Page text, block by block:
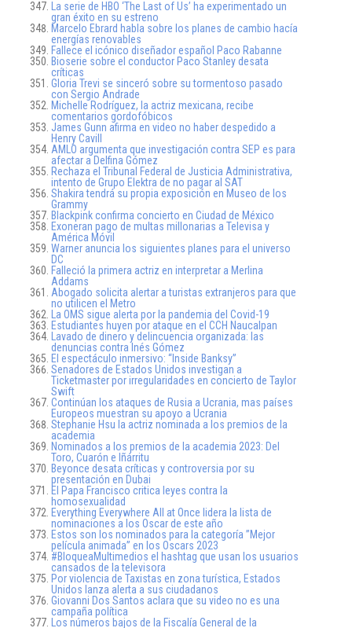
La serie de HBO ‘The Last of Us’ ha experimentado un
gran éxito en su estreno
Marcelo Ebrard habla sobre los planes de cambio hacía
energías renovables
Fallece el icónico diseñador español Paco Rabanne
Bioserie sobre el conductor Paco Stanley desata
críticas
Gloria Trevi se sinceró sobre su tormentoso pasado
con Sergio Andrade
Michelle Rodríguez, la actriz mexicana, recibe
comentarios gordofóbicos
James Gunn afirma en video no haber despedido a
Henry Cavill
AMLO argumenta que investigación contra SEP es para
afectar a Delfina Gómez
Rechaza el Tribunal Federal de Justicia Administrativa,
intento de Grupo Elektra de no pagar al SAT
Shakira tendrá su propia exposición en Museo de los
Grammy
Blackpink confirma concierto en Ciudad de México
Exoneran pago de multas millonarias a Televisa y
América Móvil
Warner anuncia los siguientes planes para el universo
DC
Falleció la primera actriz en interpretar a Merlina
Addams
Abogado solicita alertar a turistas extranjeros para que
no utilicen el Metro
La OMS sigue alerta por la pandemia del Covid-19
Estudiantes huyen por ataque en el CCH Naucalpan
Lavado de dinero y delincuencia organizada: las
denuncias contra Inés Gómez
El espectáculo inmersivo: “Inside Banksy”
Senadores de Estados Unidos investigan a
Ticketmaster por irregularidades en concierto de Taylor
Swift
Continúan los ataques de Rusia a Ucrania, mas países
Europeos muestran su apoyo a Ucrania
Stephanie Hsu la actriz nominada a los premios de la
academia
Nominados a los premios de la academia 2023: Del
Toro, Cuarón e Iñárritu
Beyonce desata críticas y controversia por su
presentación en Dubai
El Papa Francisco critica leyes contra la
homosexualidad
Everything Everywhere All at Once lidera la lista de
nominaciones a los Oscar de este año
Estos son los nominados para la categoría ”Mejor
película animada” en los Oscars 2023
#BloqueaMultimedios el hashtag que usan los usuarios
cansados de la televisora
Por violencia de Taxistas en zona turística, Estados
Unidos lanza alerta a sus ciudadanos
Giovanni Dos Santos aclara que su video no es una
campaña política
Los números bajos de la Fiscalía General de la